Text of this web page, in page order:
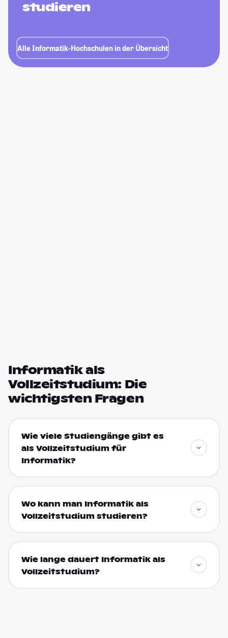
studieren
Alle Informatik-Hochschulen in der Übersicht
Informatik als
Vollzeitstudium: Die
wichtigsten Fragen
Wie viele Studiengänge gibt es
als Vollzeitstudium für
Informatik?
Wo kann man Informatik als
Vollzeitstudium studieren?
Wie lange dauert Informatik als
Vollzeitstudium?